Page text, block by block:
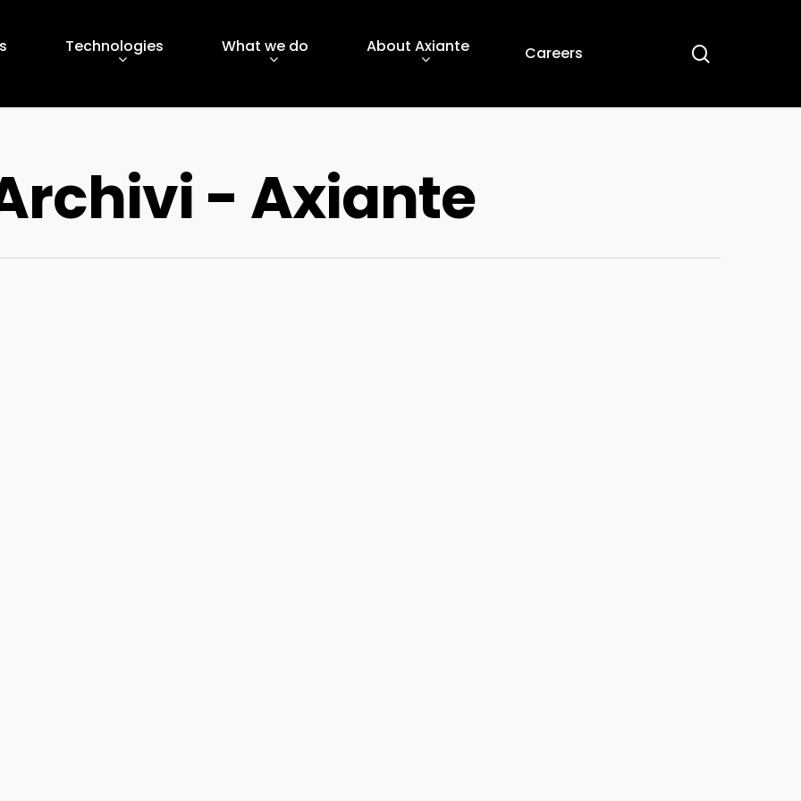
Technologies What we do About Axiante Careers
- Axiante